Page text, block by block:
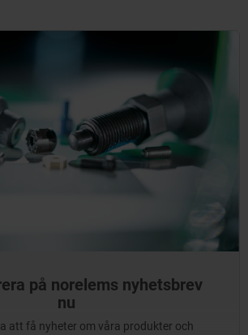
på norelems nyhetsbrev
nu
att få nyheter om våra produkter och